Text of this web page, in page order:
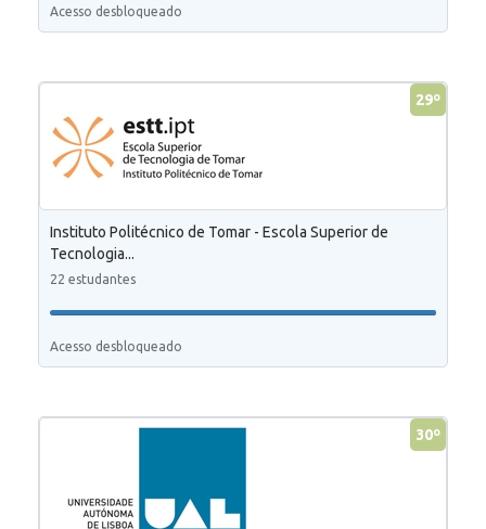
Acesso desbloqueado
29º
Instituto Politécnico de Tomar - Escola Superior de
Tecnologia...
22 estudantes
Acesso desbloqueado
30º